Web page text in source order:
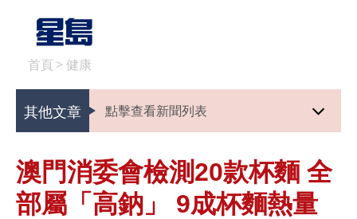
首頁 > 健康
其他文章 點擊查看新聞列表
澳門消委會檢測20款杯麵 全
部屬「高鈉」 9成杯麵熱量